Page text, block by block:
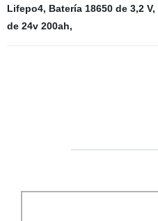
Lifepo4, Batería 18650 de 3,2 V,
de 24v 200ah,